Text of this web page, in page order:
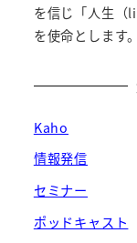
を信じ「人生（
を使命とします。
Kaho
情報発信
セミナー
ポッドキャスト